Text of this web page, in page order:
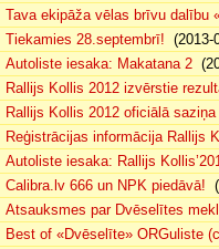
Tava ekipāža vēlas brīvu dalību
Tiekamies 28.septembrī! (2013-
Autoliste iesaka: Makatana 2
Rallijs Kollis 2012 izvērstie
Rallijs Kollis 2012 oficiālā saziņa
Reģistrācijas informācija Rallijs
Autoliste iesaka: Rallijs
Calibra.lv 666 un NPK piedāvā!
Atsauksmes par Dvēselītes
Best of «Dvēselīte» ORGuliste